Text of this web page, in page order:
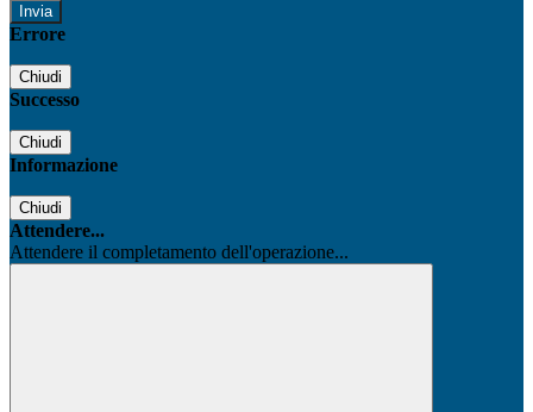
Errore
Chiudi
Successo
Chiudi
Informazione
Chiudi
Attendere...
Attendere il completamento dell'operazione...